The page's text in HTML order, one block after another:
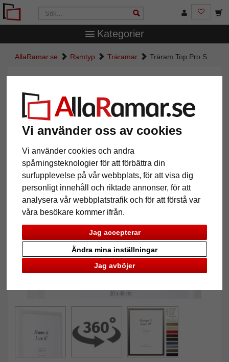
Vi använder oss av cookies
Vi använder cookies och andra
spårningsteknologier för att förbättra din
surfupplevelse på vår webbplats, för att visa dig
personligt innehåll och riktade annonser, för att
analysera vår webbplatstrafik och för att förstå var
våra besökare kommer ifrån.
Jag accepterar
Jag avböjer
Ändra mina inställningar
Kategorier
AllaRamar.se Ramtyp Träramar Träram Top Pro S
Träram Top Pro S
Tillbaka